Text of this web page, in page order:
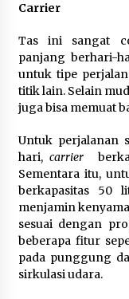
Carrier
Tas ini sangat
panjang berhari-
untuk tipe
titik lain. Selain
juga bisa memuat
Untuk perjalanan
hari,carrier
Sementara itu,
berkapasitas 50
menjamin
sesuai dengan
beberapa fitur
pada punggung
sirkulasi udara.